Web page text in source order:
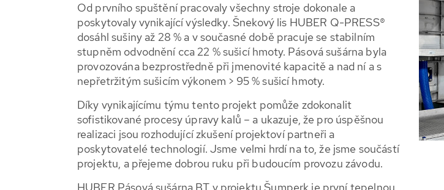
Od prvního spuštění pracovaly všechny stroje dokonale a
poskytovaly vynikající výsledky. Šnekový lis HUBER Q-PRESS®
dosáhl sušiny až 28 % a v současné době pracuje se stabilním
stupněm odvodnění cca 22 % sušicí hmoty. Pásová sušárna byla
provozována bezprostředně při jmenovité kapacitě a nad ní a s
nepřetržitým sušicím výkonem > 95 % sušicí hmoty.
Díky vynikajícímu týmu tento projekt pomůže zdokonalit
sofistikované procesy úpravy kalů – a ukazuje, že pro úspěšnou
realizaci jsou rozhodující zkušení projektoví partneři a
poskytovatelé technologií. Jsme velmi hrdí na to, že jsme součástí
projektu, a přejeme dobrou ruku při budoucím provozu závodu.